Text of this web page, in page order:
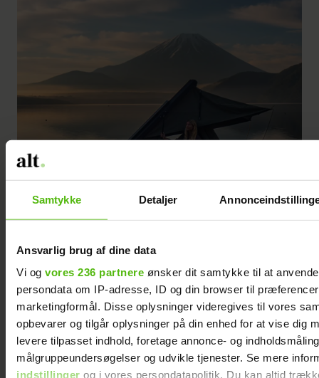
Samtykke Detaljer
Ansvarlig brug af dine data
Vi og vores 236 partnere ønsker dit samtykke til at
persondata om IP-adresse, ID og din browser til
marketingformål. Disse oplysninger videregives til vores
opbevarer og tilgår oplysninger på din enhed for at vise dig
levere tilpasset indhold, foretage annonce- og
målgruppeundersøgelser og udvikle tjenester. Se mere
indstillinger og i vores persondatapolitik. Du kan altid
Sidste år besøgte parret endelig Japan, som de har drømt om længe.
Her ses solopgang ved Mount Fuji. Foto: Maja Grønholdt